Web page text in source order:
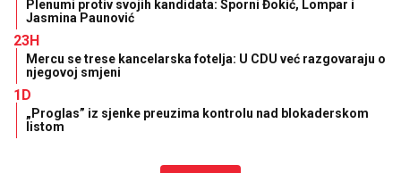
Plenumi protiv svojih kandidata: Sporni Đokić, Lompar i
Jasmina Paunović
23H
Mercu se trese kancelarska fotelja: U CDU već razgovaraju o
njegovoj smjeni
1D
„Proglas” iz sjenke preuzima kontrolu nad blokaderskom
listom